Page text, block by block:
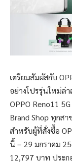
เตรียมสัมผัสกับ
อย่างโปรรุ่นใหม่ล่
OPPO Reno11
Brand Shop ทุกส
สำหรับผู้ที่สั่งซื้อ
นี้ – 29 มกราคม
12,797 บาท ประก